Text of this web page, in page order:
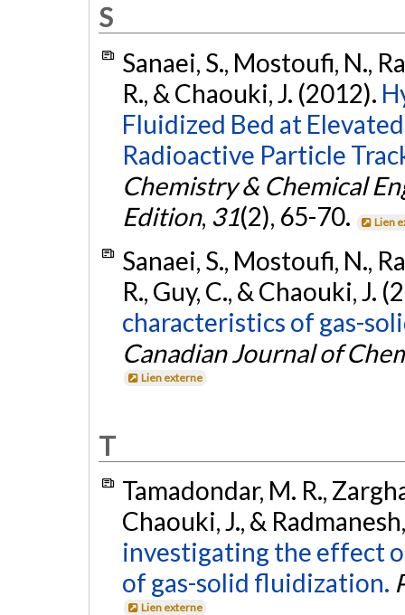
S
Sanaei, S., Mostoufi, N.,
R., & Chaouki, J. (2012).
Fluidized Bed at
Radioactive Particle
Chemistry & Chemical
Edition, 31(2), 65-70. Lien
Sanaei, S., Mostoufi, N.,
R., Guy, C., & Chaouki, J.
characteristics of gas-
Canadian Journal of
Lien externe
T
Tamadondar, M. R.,
Chaouki, J., &
investigating the effect
of gas-solid fluidization.
Lien externe